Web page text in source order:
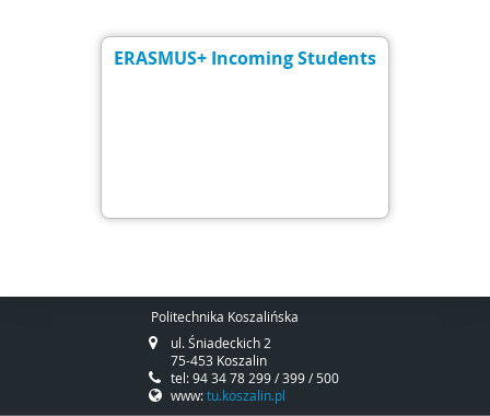
ERASMUS+ Incoming Students
Politechnika Koszalińska
ul. Śniadeckich 2
75-453 Koszalin
tel: 94 34 78 299 / 399 / 500
www:tu.koszalin.pl